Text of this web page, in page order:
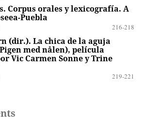
Corpus orales y lexicografía. A
Puebla
216-218
(dir.). La chica de la aguja
med nålen), película
Vic Carmen Sonne y Trine
219-221